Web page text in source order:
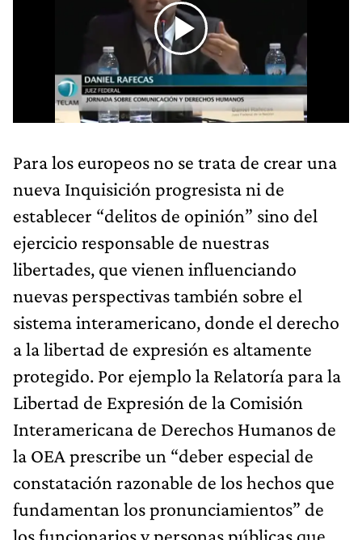
Para los europeos no se trata de crear una
nueva Inquisición progresista ni de
establecer “delitos de opinión” sino del
ejercicio responsable de nuestras
libertades, que vienen influenciando
nuevas perspectivas también sobre el
sistema interamericano, donde el derecho
a la libertad de expresión es altamente
protegido. Por ejemplo la Relatoría para la
Libertad de Expresión de la Comisión
Interamericana de Derechos Humanos de
la OEA prescribe un “deber especial de
constatación razonable de los hechos que
fundamentan los pronunciamientos” de
los funcionarios y personas públicas que